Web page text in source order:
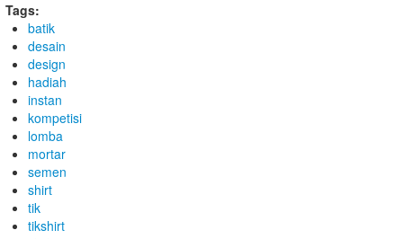
Tags:
batik
desain
design
hadiah
instan
kompetisi
lomba
mortar
semen
shirt
tik
tikshirt